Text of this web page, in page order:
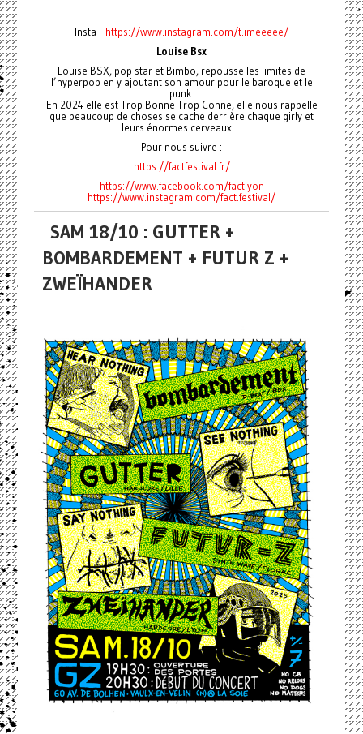
Insta : https://www.instagram.com/t.imeeeee/
Louise Bsx
Louise BSX, pop star et Bimbo, repousse les limites de
l’hyperpop en y ajoutant son amour pour le baroque et le
punk.
En 2024 elle est Trop Bonne Trop Conne, elle nous rappelle
que beaucoup de choses se cache derrière chaque girly et
leurs énormes cerveaux ...
Pour nous suivre :
https://factfestival.fr/
https://www.facebook.com/factlyon
https://www.instagram.com/fact.festival/
SAM 18/10 : GUTTER +
BOMBARDEMENT + FUTUR Z +
ZWEÏHANDER